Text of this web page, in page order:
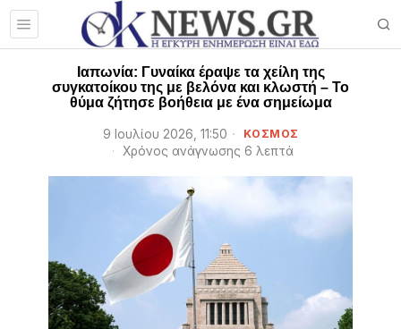
Ιαπωνία: Γυναίκα έραψε τα χείλη της
συγκατοίκου της με βελόνα και κλωστή – Το
θύμα ζήτησε βοήθεια με ένα σημείωμα
9 Ιουλίου 2026, 11:50 ΚΟΣΜΟΣ
Χρόνος ανάγνωσης 6 λεπτά